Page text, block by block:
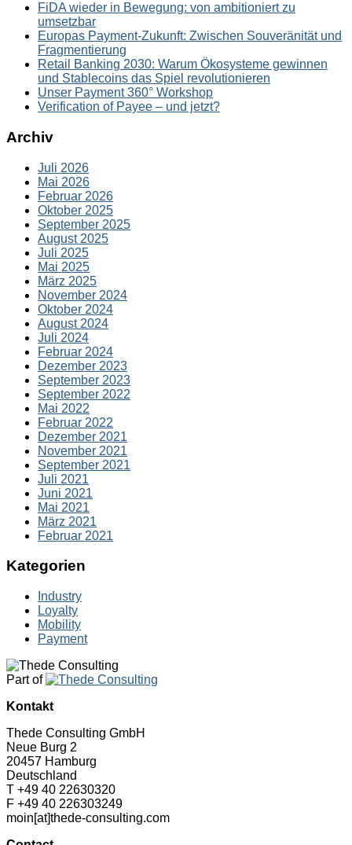
FiDA wieder in Bewegung: von ambitioniert zu
umsetzbar
Europas Payment-Zukunft: Zwischen Souveränität und
Fragmentierung
Retail Banking 2030: Warum Ökosysteme gewinnen
und Stablecoins das Spiel revolutionieren
Unser Payment 360° Workshop
Verification of Payee – und jetzt?
Archiv
Juli 2026
Mai 2026
Februar 2026
Oktober 2025
September 2025
August 2025
Juli 2025
Mai 2025
März 2025
November 2024
Oktober 2024
August 2024
Juli 2024
Februar 2024
Dezember 2023
September 2023
September 2022
Mai 2022
Februar 2022
Dezember 2021
November 2021
September 2021
Juli 2021
Juni 2021
Mai 2021
März 2021
Februar 2021
Kategorien
Industry
Loyalty
Mobility
Payment
Part of
Kontakt
Thede Consulting GmbH
Neue Burg 2
20457 Hamburg
Deutschland
T +49 40 22630320
F +49 40 226303249
moin[at]thede-consulting.com